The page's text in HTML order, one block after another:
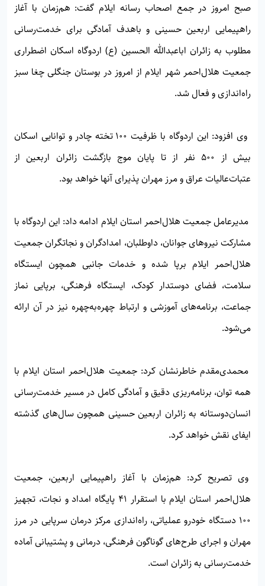
صبح امروز در جمع اصحاب رسانه ایلام گفت: هم‌زمان با آغاز
راهپیمایی اربعین حسینی و باهدف آمادگی برای خدمت‌رسانی
مطلوب به زائران اباعبدالله الحسین (ع) اردوگاه اسکان اضطراری
جمعیت هلال‌احمر شهر ایلام از امروز در بوستان جنگلی چغا سبز
راه‌اندازی و فعال شد.
وی افزود: این اردوگاه با ظرفیت ۱۰۰ تخته چادر و توانایی اسکان
بیش از ۵۰۰ نفر از تا پایان موج بازگشت زائران اربعین از
عتبات‌عالیات عراق و مرز مهران پذیرای آنها خواهد بود.
مدیرعامل جمعیت هلال‌احمر استان ایلام ادامه داد: این اردوگاه با
مشارکت نیروهای جوانان، داوطلبان، امدادگران و نجاتگران جمعیت
هلال‌احمر ایلام برپا شده و خدمات جانبی همچون ایستگاه
سلامت، فضای دوستدار کودک، ایستگاه فرهنگی، برپایی نماز
جماعت، برنامه‌های آموزشی و ارتباط چهره‌به‌چهره نیز در آن ارائه
می‌شود.
محمدی‌مقدم خاطرنشان کرد: جمعیت هلال‌احمر استان ایلام با
همه توان، برنامه‌ریزی دقیق و آمادگی کامل در مسیر خدمت‌رسانی
انسان‌دوستانه به زائران اربعین حسینی همچون سال‌های گذشته
ایفای نقش خواهد کرد.
وی تصریح کرد: هم‌زمان با آغاز راهپیمایی اربعین، جمعیت
هلال‌احمر استان ایلام با استقرار ۴۱ پایگاه امداد و نجات، تجهیز
۱۰۰ دستگاه خودرو عملیاتی، راه‌اندازی مرکز درمان سرپایی در مرز
مهران و اجرای طرح‌های گوناگون فرهنگی، درمانی و پشتیبانی آماده
خدمت‌رسانی به زائران است.